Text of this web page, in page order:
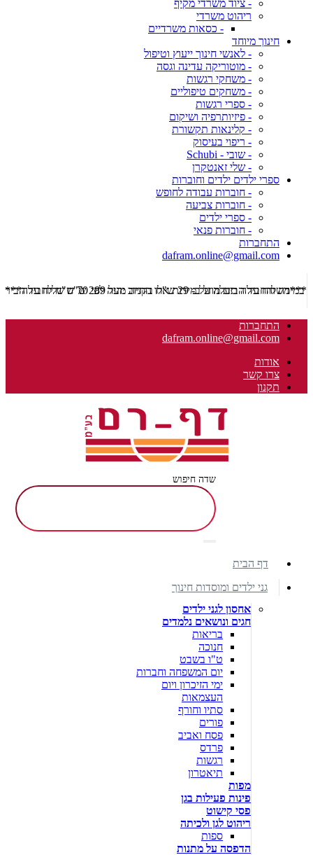
- ציוד משרדי מקיף
ריהוט משרדי
- כסאות משרדיים
חינוך מיוחד
- לאנשי חינוך ייעוץ וטיפול
- מוטוריקה עדינה וגסה
- משחקי רגשות
- משחקים טיפוליים
- ספרי רגשות
- פיזיותרפיה ושיקום
- קלינאות תקשורת
- ריפוי בעיסוק
- שובי - Schubi
- שלי זאנטקרן
ספרי ילדים ילדים וחוברות
- חוברות עבודה לחופש
- חוברות צביעה
- ספרי ילדים
- חוברות פנאי
התחברות
dafram.online@gmail.com
***משלוח עד הבית מוזל ב- 29 ש"ח בקניה מעל 289 ש"ח שליח עד הבית ***
התחברות
dafram.online@gmail.com
אודות
צרו קשר
תקנון
שדה חיפוש
דף הבית
גני ילדים ומוסדות חינוך
אחסון לגני ילדים
חגים ונושאים נלמדים
בריאות
חנוכה
ט"ו בשבט
יום המשפחה וחברות
ימי הזיכרון ויום
העצמאות
סתיו וחורף
פורים
פסח ואביב
פרדס
רגשות
תיאטרון
מפות
פינות פעילות בגן
פסי קישוט
ריהוט לגן ולכיתה
ספות
הדפסה על מתנות